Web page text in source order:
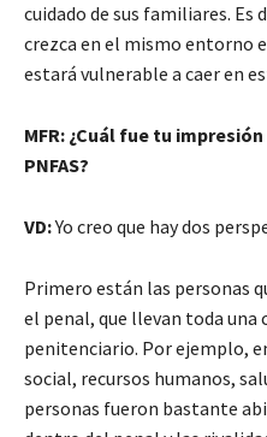
cuidado de sus familiares. Es
crezca en el mismo entorno
estará vulnerable a caer en
MFR: ¿Cuál fue tu
PNFAS?
VD:Yo creo que hay dos
Primero están las personas
el penal, que llevan toda
penitenciario. Por ejemplo,
social, recursos humanos,
personas fueron bastante